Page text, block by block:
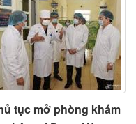
tục mở phòng khám